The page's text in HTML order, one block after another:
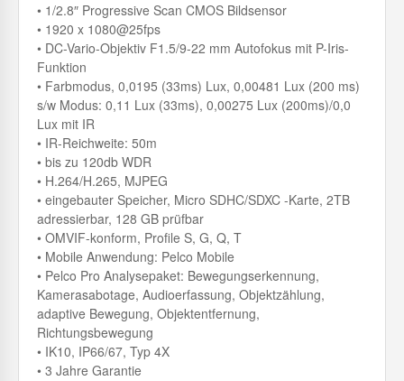
• 1/2.8″ Progressive Scan CMOS Bildsensor
• 1920 x 1080@25fps
• DC-Vario-Objektiv F1.5/9-22 mm Autofokus mit P-Iris-
Funktion
• Farbmodus, 0,0195 (33ms) Lux, 0,00481 Lux (200 ms)
s/w Modus: 0,11 Lux (33ms), 0,00275 Lux (200ms)/0,0
Lux mit IR
• IR-Reichweite: 50m
• bis zu 120db WDR
• H.264/H.265, MJPEG
• eingebauter Speicher, Micro SDHC/SDXC -Karte, 2TB
adressierbar, 128 GB prüfbar
• OMVIF-konform, Profile S, G, Q, T
• Mobile Anwendung: Pelco Mobile
• Pelco Pro Analysepaket: Bewegungserkennung,
Kamerasabotage, Audioerfassung, Objektzählung,
adaptive Bewegung, Objektentfernung,
Richtungsbewegung
• IK10, IP66/67, Typ 4X
• 3 Jahre Garantie